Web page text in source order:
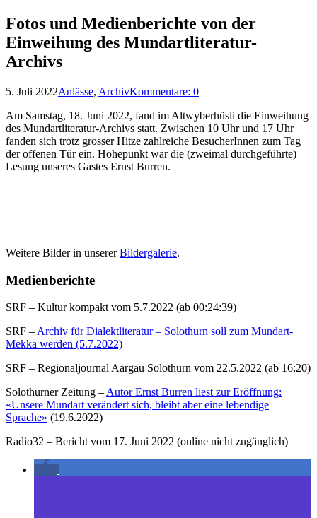
Fotos und Medienberichte von der
Einweihung des Mundartliteratur-
Archivs
5. Juli 2022Anlässe, ArchivKommentare: 0
Am Samstag, 18. Juni 2022, fand im Altwyberhüsli die Einweihung
des Mundartliteratur-Archivs statt. Zwischen 10 Uhr und 17 Uhr
fanden sich trotz grosser Hitze zahlreiche BesucherInnen zum Tag
der offenen Tür ein. Höhepunkt war die (zweimal durchgeführte)
Lesung unseres Gastes Ernst Burren.
Weitere Bilder in unsererBildergalerie.
Medienberichte
SRF – Kultur kompakt vom 5.7.2022 (ab 00:24:39)
SRF – Archiv für Dialektliteratur – Solothurn soll zum Mundart-
Mekka werden (5.7.2022)
SRF – Regionaljournal Aargau Solothurn vom 22.5.2022 (ab 16:20)
Solothurner Zeitung – Autor Ernst Burren liest zur Eröffnung:
«Unsere Mundart verändert sich, bleibt aber eine lebendige
Sprache» (19.6.2022)
Radio32 – Bericht vom 17. Juni 2022 (online nicht zugänglich)